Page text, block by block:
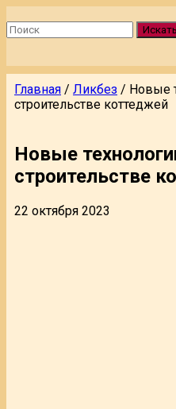
Искать
Главная / Ликбез / Новые
строительстве коттеджей
Новые
строительстве
22 октября 2023